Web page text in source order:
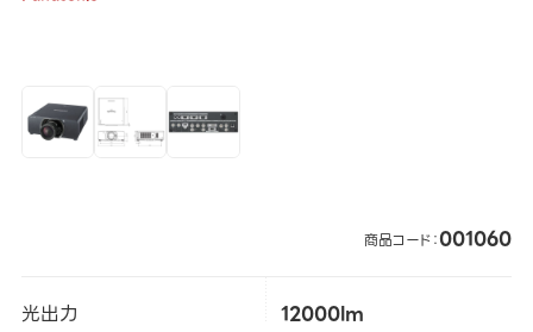
商品コード：001060
光出力 12000lm